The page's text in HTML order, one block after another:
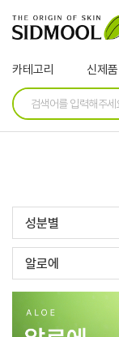
카테고리 신제품
성분별
알로에